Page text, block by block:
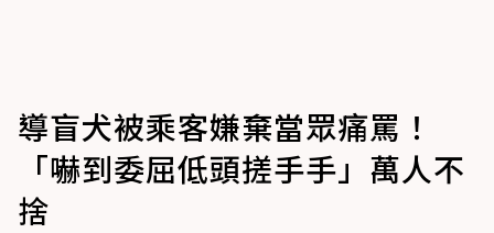
導盲犬被乘客嫌棄當眾痛罵！
「嚇到委屈低頭搓手手」萬人不
捨